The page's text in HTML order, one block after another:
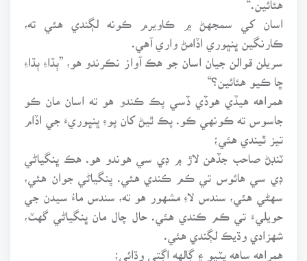
اسان کي سمجهڻ ۾ ڪاويرم ڪونه لڳندي هئي ته،
ڪارنگين ڀنڀوري اڏامڻ واري آهي.
سريلن قوالن جيان اسان جو هڪ آواز نڪرندو هو، ”ٻڌاءِ ٻڌاءِ
ڇا ڪيو هئائين؟“
همراهه هيڏي هوڏي ڏسي پڪ ڪندو هو ته اسان مان ڪو
جاسوس ته ڪونهي ڪو. پڪ ٿيڻ کان پوءِ ڀنڀوريءَ جي اڏام
ٽنڊڻ صاحب جڏهن لاڙ ۾ ڊي سي هوندو هو. هڪ ڀنگياڻي
ڊي سي هائوس تي ڪم ڪندي هئي. ڀنگياڻي جوان هئي،
سهڻي هئي، سندس لاءِ مشهور هو ته، سندس ماءُ سيدن جي
حويليءَ تي ڪم ڪندي هئي. حال چال مان ڀنگياڻي گهٽ،
شهزادي وڌيڪ لڳندي هئي.
همراهه ساهه پٽيو ۽ ڳالهه اڳتي وڌائي؛